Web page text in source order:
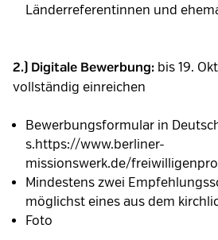
Länderreferentinnen und
2.) Digitale Bewerbung: bis 19.
vollständig einreichen
Bewerbungsformular in
s.https://www.berliner-
missionswerk.de/
Mindestens zwei
möglichst eines aus dem
Foto